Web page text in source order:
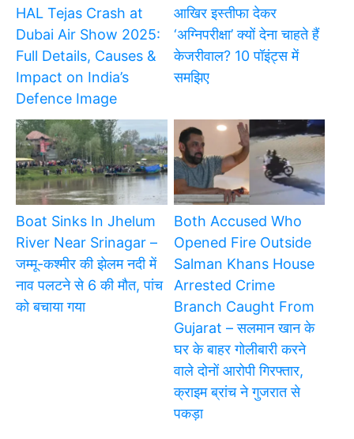
HAL Tejas Crash at
Dubai Air Show 2025:
Full Details, Causes &
Impact on India’s
Defence Image
आखिर इस्तीफा देकर
‘अग्निपरीक्षा’ क्यों देना चाहते हैं
केजरीवाल? 10 पॉइंट्स में
समझिए
Boat Sinks In Jhelum
River Near Srinagar –
जम्मू-कश्मीर की झेलम नदी में
नाव पलटने से 6 की मौत, पांच
को बचाया गया
Both Accused Who
Opened Fire Outside
Salman Khans House
Arrested Crime
Branch Caught From
Gujarat – सलमान खान के
घर के बाहर गोलीबारी करने
वाले दोनों आरोपी गिरफ्तार,
क्राइम ब्रांच ने गुजरात से
पकड़ा